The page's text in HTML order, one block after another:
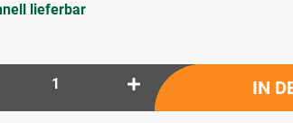
lieferbar
IN